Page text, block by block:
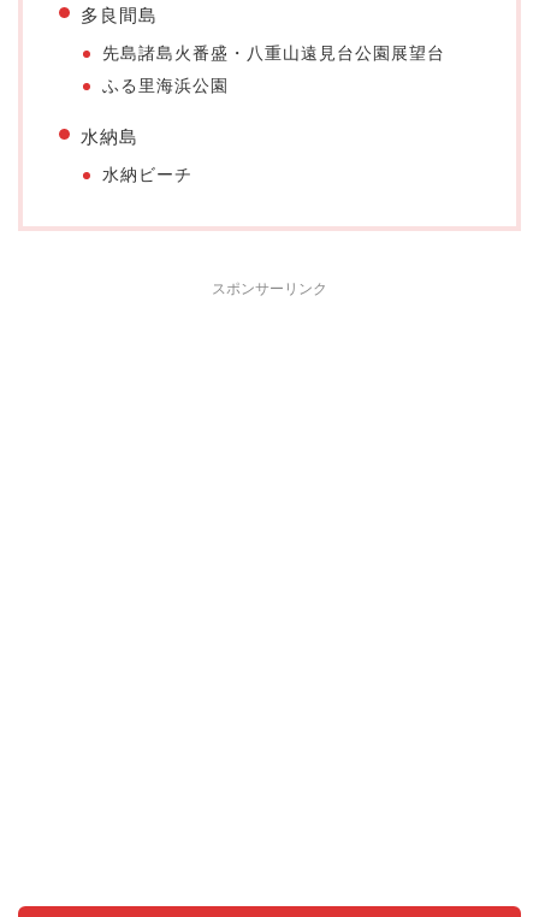
多良間島
先島諸島火番盛・八重山遠見台公園展望台
ふる里海浜公園
水納島
水納ビーチ
スポンサーリンク